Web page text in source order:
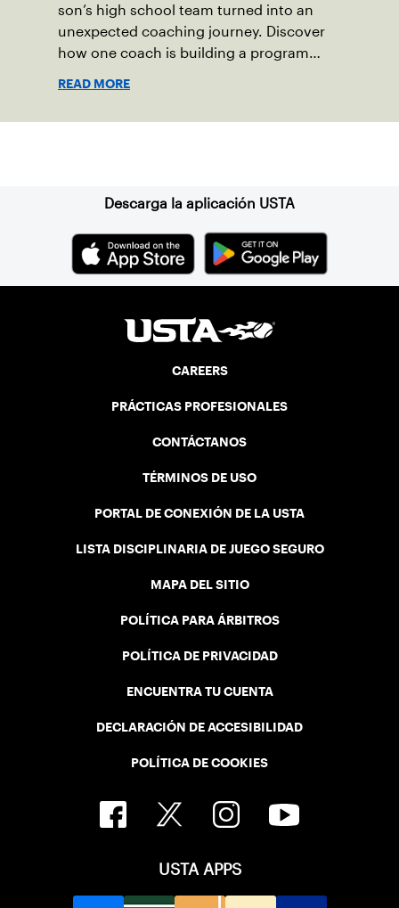
son’s high school team turned into an
unexpected coaching journey. Discover
how one coach is building a program
READ MORE
Descarga la aplicación USTA
CAREERS
PRÁCTICAS PROFESIONALES
CONTÁCTANOS
TÉRMINOS DE USO
PORTAL DE CONEXIÓN DE LA USTA
LISTA DISCIPLINARIA DE JUEGO SEGURO
MAPA DEL SITIO
POLÍTICA PARA ÁRBITROS
POLÍTICA DE PRIVACIDAD
ENCUENTRA TU CUENTA
DECLARACIÓN DE ACCESIBILIDAD
POLÍTICA DE COOKIES
USTA APPS